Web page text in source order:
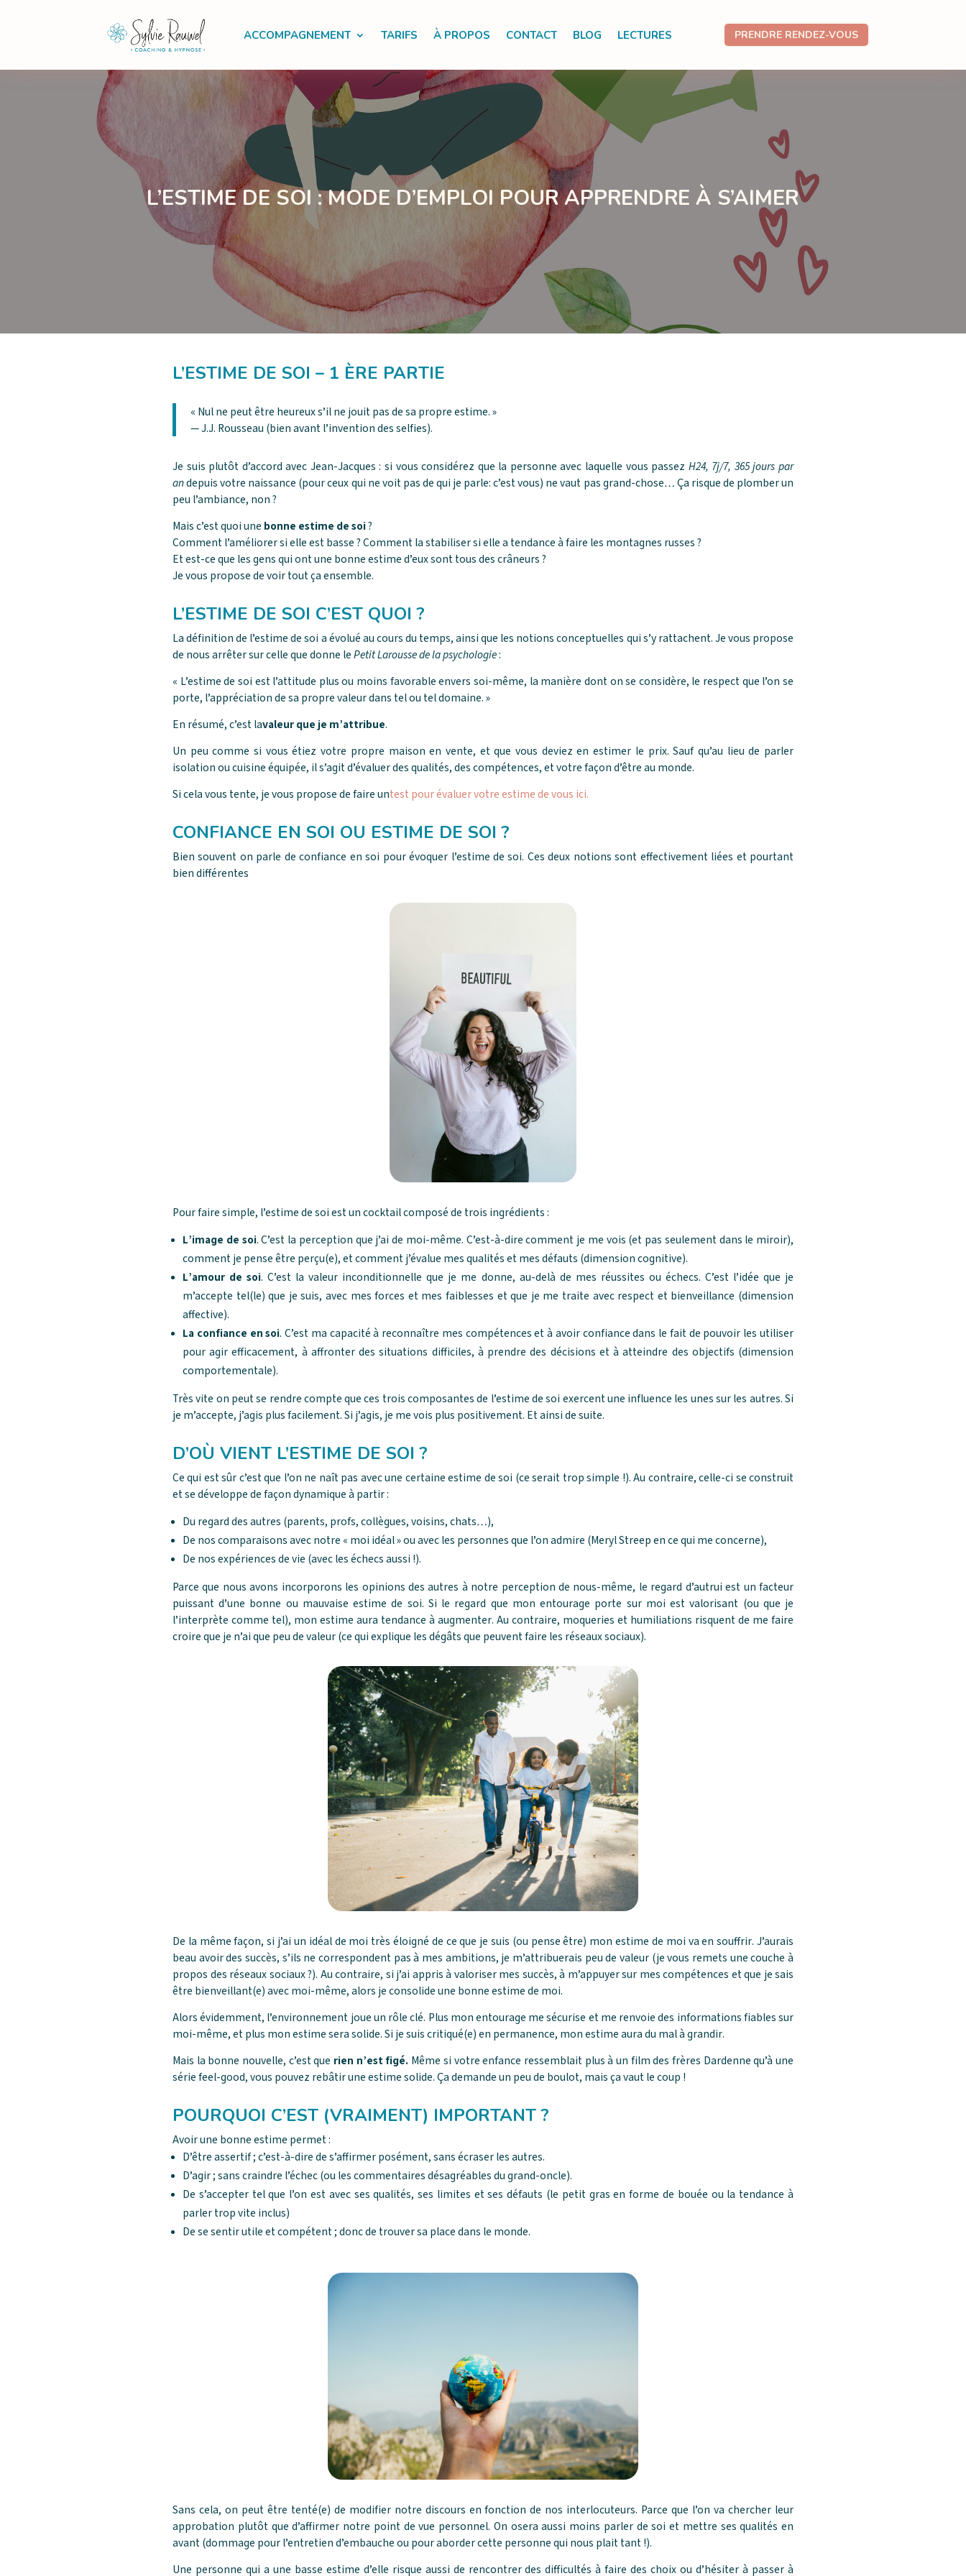
ACCOMPAGNEMENT TARIFS À PROPOS CONTACT BLOG LECTURES PRENDRE RENDEZ-VOUS
L’ESTIME DE SOI : MODE D’EMPLOI POUR APPRENDRE À S’AIMER
L’ESTIME DE SOI – 1 ÈRE PARTIE
« Nul ne peut être heureux s’il ne jouit pas de sa propre estime. »
— J.J. Rousseau (bien avant l’invention des selfies).
Je suis plutôt d’accord avec Jean-Jacques : si vous considérez que la personne avec laquelle vous passez H24, 7j/7, 365 jours par
andepuis votre naissance (pour ceux qui ne voit pas de qui je parle: c’est vous) ne vaut pas grand-chose… Ça risque de plomber un
peu l’ambiance, non ?
Mais c’est quoi une bonne estime de soi?
Comment l’améliorer si elle est basse ? Comment la stabiliser si elle a tendance à faire les montagnes russes ?
Et est-ce que les gens qui ont une bonne estime d’eux sont tous des crâneurs ?
Je vous propose de voir tout ça ensemble.
L’ESTIME DE SOI C’EST QUOI ?
La définition de l’estime de soi a évolué au cours du temps, ainsi que les notions conceptuelles qui s’y rattachent. Je vous propose
de nous arrêter sur celle que donne le Petit Larousse de la psychologie:
« L’estime de soi est l’attitude plus ou moins favorable envers soi-même, la manière dont on se considère, le respect que l’on se
porte, l’appréciation de sa propre valeur dans tel ou tel domaine. »
En résumé, c’est lavaleur que je m’attribue.
Un peu comme si vous étiez votre propre maison en vente, et que vous deviez en estimer le prix. Sauf qu’au lieu de parler
isolation ou cuisine équipée, il s’agit d’évaluer des qualités, des compétences, et votre façon d’être au monde.
Si cela vous tente, je vous propose de faire untest pour évaluer votre estime de vous ici.
CONFIANCE EN SOI OU ESTIME DE SOI ?
Bien souvent on parle de confiance en soi pour évoquer l’estime de soi. Ces deux notions sont effectivement liées et pourtant
bien différentes
Pour faire simple, l’estime de soi est un cocktail composé de trois ingrédients :
L’image de soi. C’est la perception que j’ai de moi-même. C’est-à-dire comment je me vois (et pas seulement dans le miroir),
comment je pense être perçu(e), et comment j’évalue mes qualités et mes défauts (dimension cognitive).
L’amour de soi. C’est la valeur inconditionnelle que je me donne, au-delà de mes réussites ou échecs. C’est l’idée que je
m’accepte tel(le) que je suis, avec mes forces et mes faiblesses et que je me traite avec respect et bienveillance (dimension
affective).
La confiance en soi. C’est ma capacité à reconnaître mes compétences et à avoir confiance dans le fait de pouvoir les utiliser
pour agir efficacement, à affronter des situations difficiles, à prendre des décisions et à atteindre des objectifs (dimension
comportementale).
Très vite on peut se rendre compte que ces trois composantes de l’estime de soi exercent une influence les unes sur les autres. Si
je m’accepte, j’agis plus facilement. Si j’agis, je me vois plus positivement. Et ainsi de suite.
D’OÙ VIENT L’ESTIME DE SOI ?
Ce qui est sûr c’est que l’on ne naît pas avec une certaine estime de soi (ce serait trop simple !). Au contraire, celle-ci se construit
et se développe de façon dynamique à partir :
Du regard des autres (parents, profs, collègues, voisins, chats…),
De nos comparaisons avec notre « moi idéal » ou avec les personnes que l’on admire (Meryl Streep en ce qui me concerne),
De nos expériences de vie (avec les échecs aussi !).
Parce que nous avons incorporons les opinions des autres à notre perception de nous-même, le regard d’autrui est un facteur
puissant d’une bonne ou mauvaise estime de soi. Si le regard que mon entourage porte sur moi est valorisant (ou que je
l’interprète comme tel), mon estime aura tendance à augmenter. Au contraire, moqueries et humiliations risquent de me faire
croire que je n’ai que peu de valeur (ce qui explique les dégâts que peuvent faire les réseaux sociaux).
De la même façon, si j’ai un idéal de moi très éloigné de ce que je suis (ou pense être) mon estime de moi va en souffrir. J’aurais
beau avoir des succès, s’ils ne correspondent pas à mes ambitions, je m’attribuerais peu de valeur (je vous remets une couche à
propos des réseaux sociaux ?). Au contraire, si j’ai appris à valoriser mes succès, à m’appuyer sur mes compétences et que je sais
être bienveillant(e) avec moi-même, alors je consolide une bonne estime de moi.
Alors évidemment, l’environnement joue un rôle clé. Plus mon entourage me sécurise et me renvoie des informations fiables sur
moi-même, et plus mon estime sera solide. Si je suis critiqué(e) en permanence, mon estime aura du mal à grandir.
Mais la bonne nouvelle, c’est que rien n’est figé. Même si votre enfance ressemblait plus à un film des frères Dardenne qu’à une
série feel-good, vous pouvez rebâtir une estime solide. Ça demande un peu de boulot, mais ça vaut le coup !
POURQUOI C’EST (VRAIMENT) IMPORTANT ?
Avoir une bonne estime permet :
D’être assertif ; c’est-à-dire de s’affirmer posément, sans écraser les autres.
D’agir ; sans craindre l’échec (ou les commentaires désagréables du grand-oncle).
De s’accepter tel que l’on est avec ses qualités, ses limites et ses défauts (le petit gras en forme de bouée ou la tendance à
parler trop vite inclus)
De se sentir utile et compétent ; donc de trouver sa place dans le monde.
Sans cela, on peut être tenté(e) de modifier notre discours en fonction de nos interlocuteurs. Parce que l’on va chercher leur
approbation plutôt que d’affirmer notre point de vue personnel. On osera aussi moins parler de soi et mettre ses qualités en
avant (dommage pour l’entretien d’embauche ou pour aborder cette personne qui nous plait tant !).
Une personne qui a une basse estime d’elle risque aussi de rencontrer des difficultés à faire des choix ou d’hésiter à passer à